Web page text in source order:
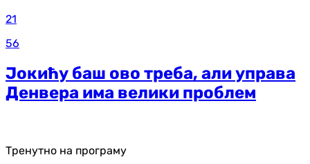
21
56
Јокићу баш ово треба, али управа
Денвера има велики проблем
Тренутно на програму